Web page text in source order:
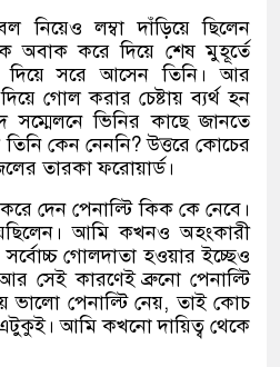
নিয়েও লম্বা দাঁড়িয়ে ছিলেন
অবাক করে দিয়ে শেষ মুহূর্তে
সরে আসেন তিনি। আর
গোল করার চেষ্টায় ব্যর্থ হন
সম্মেলনে ভিনির কাছে জানতে
তিনি কেন নেননি?উত্তরে কোচের
তারকা ফরোয়ার্ড।
দেন পেনাল্টি কিক কে নেবে।
আমি কখনও অহংকারী
সর্বোচ্চ গোলদাতা হওয়ার ইচ্ছেও
সেই কারণেই ব্রুনো পেনাল্টি
ভালো পেনাল্টি নেয়,তাই কোচ
আমি কখনো দায়িত্ব থেকে